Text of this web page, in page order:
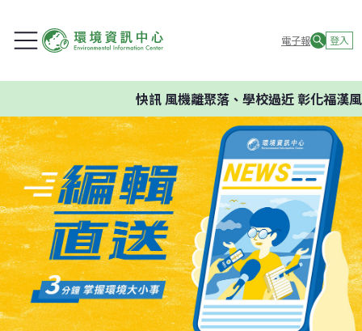
電子報 登入
快訊風機離聚落、學校過近 彰化福漢風